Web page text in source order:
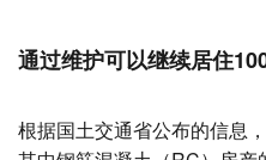
通过维护可以继续居住
根据国土交通省公布的信息